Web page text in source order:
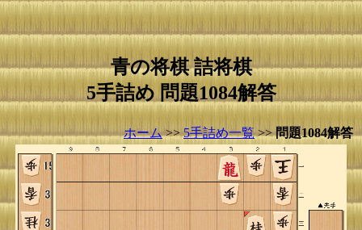
青の将棋 詰将棋
5手詰め 問題1084解答
ホーム>>5手詰め一覧>>問題1084解答